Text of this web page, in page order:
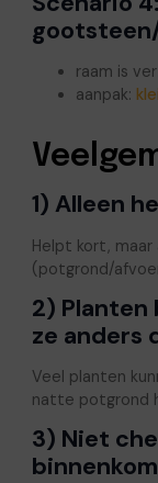
raam is
aanpak:
1) Alleen
Helpt kort, maar
(potgrond/
2) Planten
ze anders
Veel planten
natte potgrond
3) Niet